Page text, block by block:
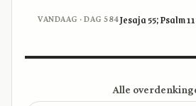
VANDAAG · DAG 584Jesaja 55; Psalm
Alle